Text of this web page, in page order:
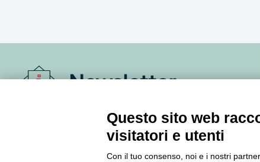
Newsletter
Accedi o iscriviti alla nostra Newsletter Legacoop
Informazioni per restare sempre aggiornati sul
mondo della cooperazione.
Questo sito web
visitatori e utenti
Con il tuo consenso, noi e i nostri